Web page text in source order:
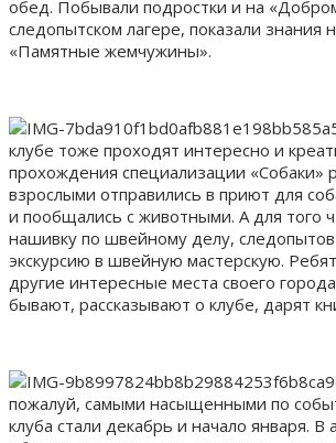
обед. Побывали подростки и на
следопытском лагере, показали знания
«Памятные жемчужины».
клубе тоже проходят интересно и
прохождения специализации «Собаки»
взрослыми отправились в приют для
и пообщались с животными. А для того
нашивку по швейному делу,
экскурсию в швейную мастерскую.
другие интересные места своего
бывают, рассказывают о клубе, дарят
пожалуй, самыми насыщенными по
клуба стали декабрь и начало января. В